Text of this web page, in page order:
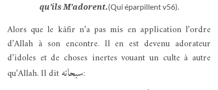
qu’ils M’adorent.(Qui éparpillent v56).
Alors que le kâfir n’a pas mis en application l’ordre
d’Allah à son encontre. Il en est devenu adorateur
d’idoles et de choses inertes vouant un culte à autre
qu’Allah. Il ditسبحانه: